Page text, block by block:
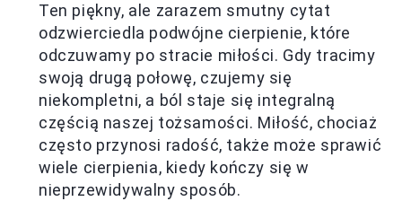
Ten piękny, ale zarazem smutny cytat
odzwierciedla podwójne cierpienie, które
odczuwamy po stracie miłości. Gdy tracimy
swoją drugą połowę, czujemy się
niekompletni, a ból staje się integralną
częścią naszej tożsamości. Miłość, chociaż
często przynosi radość, także może sprawić
wiele cierpienia, kiedy kończy się w
nieprzewidywalny sposób.